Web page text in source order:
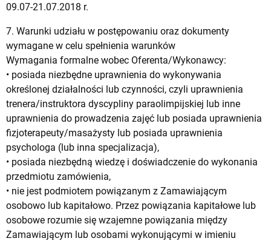
09.07-21.07.2018 r.
7. Warunki udziału w postępowaniu oraz dokumenty
wymagane w celu spełnienia warunków
Wymagania formalne wobec Oferenta/Wykonawcy:
• posiada niezbędne uprawnienia do wykonywania
określonej działalności lub czynności, czyli uprawnienia
trenera/instruktora dyscypliny paraolimpijskiej lub inne
uprawnienia do prowadzenia zajęć lub posiada uprawnienia
fizjoterapeuty/masażysty lub posiada uprawnienia
psychologa (lub inna specjalizacja),
• posiada niezbędną wiedzę i doświadczenie do wykonania
przedmiotu zamówienia,
• nie jest podmiotem powiązanym z Zamawiającym
osobowo lub kapitałowo. Przez powiązania kapitałowe lub
osobowe rozumie się wzajemne powiązania między
Zamawiającym lub osobami wykonującymi w imieniu